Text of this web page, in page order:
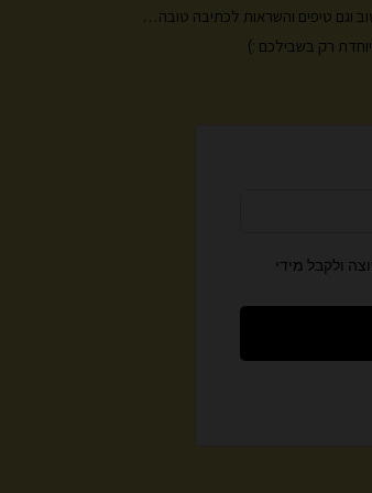
וגם טיפים והשראות לכתיבה טובה…
רק בשבילכם :)